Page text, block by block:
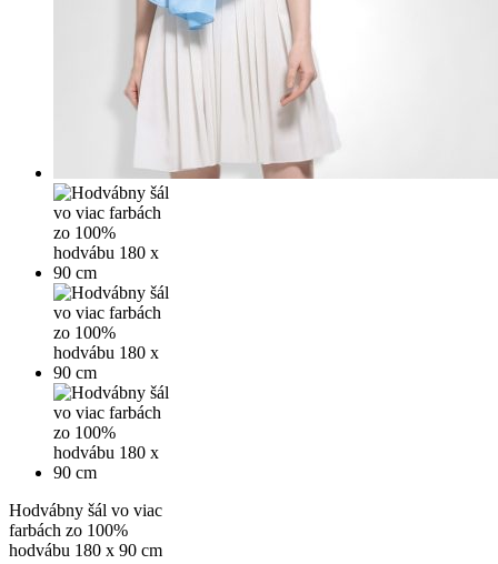
Hodvábny šál vo viac
farbách zo 100%
hodvábu 180 x 90 cm